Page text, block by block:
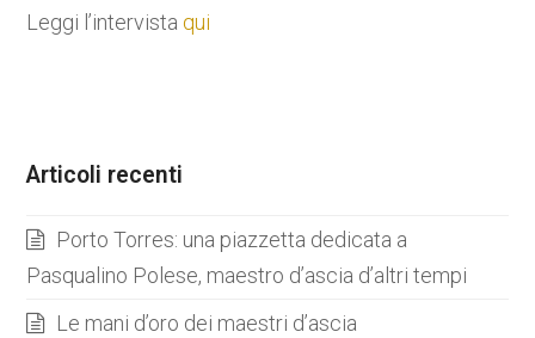
Leggi l’intervista qui
Articoli recenti
Porto Torres: una piazzetta dedicata a
Pasqualino Polese, maestro d’ascia d’altri tempi
Le mani d’oro dei maestri d’ascia